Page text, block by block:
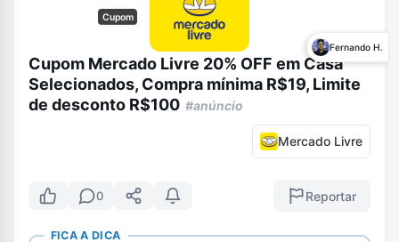
Cupom
Fernando H.
Cupom Mercado Livre 20% OFF em Casa
Selecionados, Compra mínima R$19, Limite
de desconto R$100 #anúncio
Mercado Livre
0 Reportar
FICA A DICA